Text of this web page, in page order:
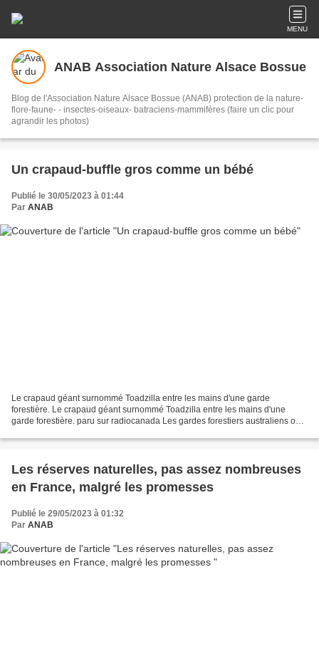
MENU
ANAB Association Nature Alsace Bossue
Blog de l'Association Nature Alsace Bossue (ANAB) protection de la nature-
flore-faune- - insectes-oiseaux- batraciens-mammifères (faire un clic pour
agrandir les photos)
Un crapaud-buffle gros comme un bébé
Publié le 30/05/2023 à 01:44
Par ANAB
Le crapaud géant surnommé Toadzilla entre les mains d'une garde
forestière. Le crapaud géant surnommé Toadzilla entre les mains d'une
garde forestière. paru sur radiocanada Les gardes forestiers australiens ont
Les réserves naturelles, pas assez nombreuses
en France, malgré les promesses
Publié le 29/05/2023 à 01:32
Par ANAB